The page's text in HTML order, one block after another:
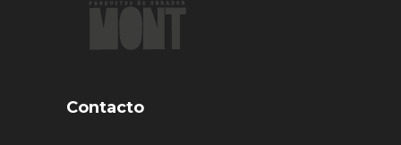
Contacto